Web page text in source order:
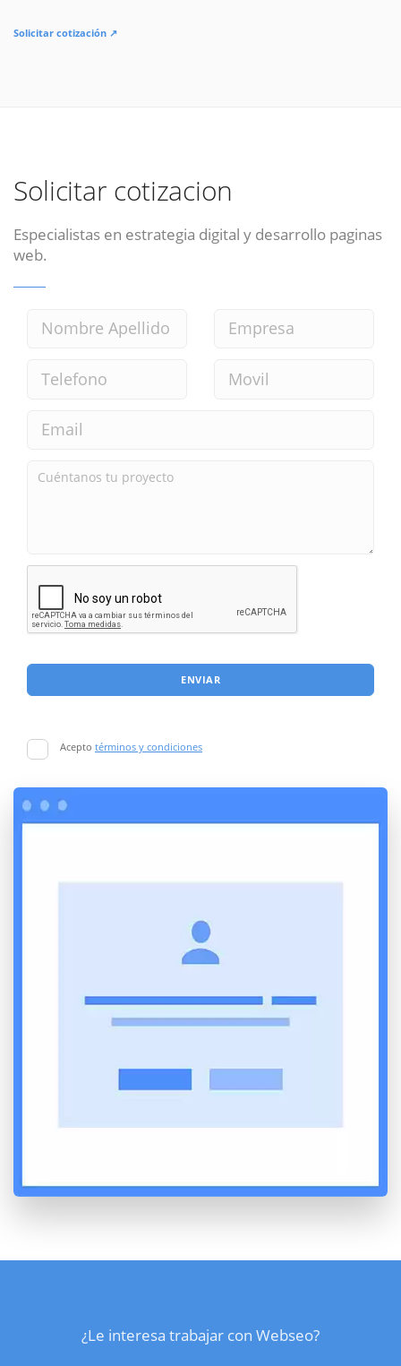
Solicitar cotización ↗
Solicitar cotizacion
Especialistas en estrategia digital y desarrollo paginas
web.
ENVIAR
Acepto términos y condiciones
¿Le interesa trabajar con Webseo?